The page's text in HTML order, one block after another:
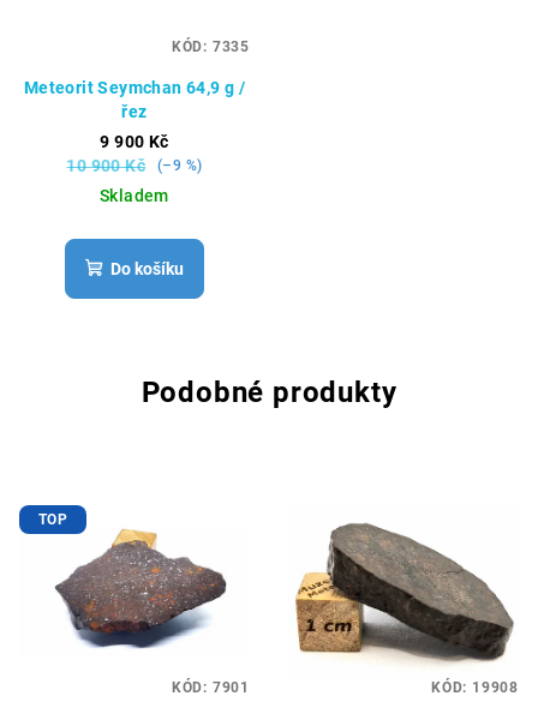
Meteorit Seymchan 64,9 g /
řez
9 900 Kč
10 900 Kč
(–9 %)
Skladem
Do košíku
KÓD: 7335
Podobné produkty
TOP
KÓD: 7901 KÓD: 19908